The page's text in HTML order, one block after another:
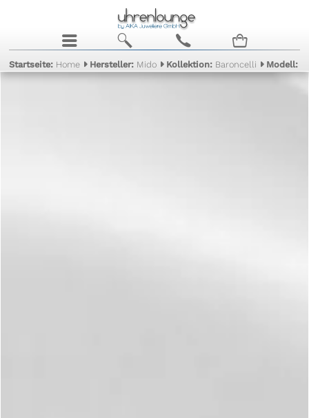
j b c n
Startseite: Home Hersteller: Mido Kollektion: Baroncelli Modell: